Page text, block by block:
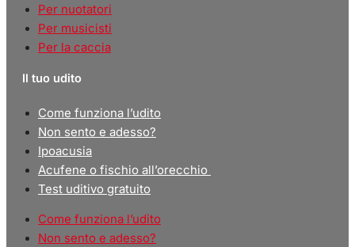
Per nuotatori
Per musicisti
Per la caccia
Il tuo udito
Come funziona l’udito
Non sento e adesso?
Ipoacusia
Acufene o fischio all’orecchio
Test uditivo gratuito
Come funziona l’udito
Non sento e adesso?